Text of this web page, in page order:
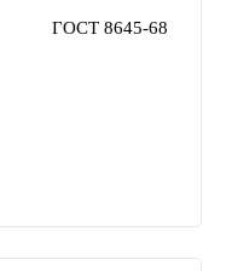
ГОСТ 8645-68